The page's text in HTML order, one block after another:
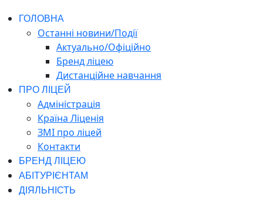
ГОЛОВНА
Останні новини/Події
Актуально/Офіційно
Бренд ліцею
Дистанційне навчання
ПРО ЛІЦЕЙ
Адміністрація
Країна Ліценія
ЗМІ про ліцей
Контакти
БРЕНД ЛІЦЕЮ
АБІТУРІЄНТАМ
ДІЯЛЬНІСТЬ